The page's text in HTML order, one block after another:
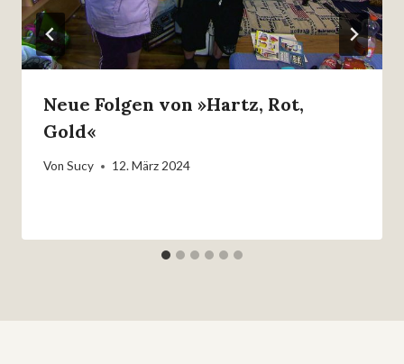
Neue Folgen von »Hartz, Rot,
Gold«
Von Sucy 12. März 2024